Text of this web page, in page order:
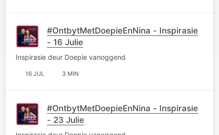
#OntbytMetDoepieEnNina - Inspirasie
- 16 Julie
Inspirasie deur Doepie vanoggend
16 JUL 3 MIN
#OntbytMetDoepieEnNina - Inspirasie
- 23 Julie